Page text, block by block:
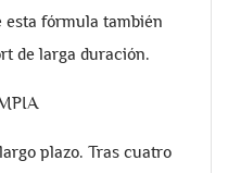
esta fórmula también
de larga duración.
plazo. Tras cuatro